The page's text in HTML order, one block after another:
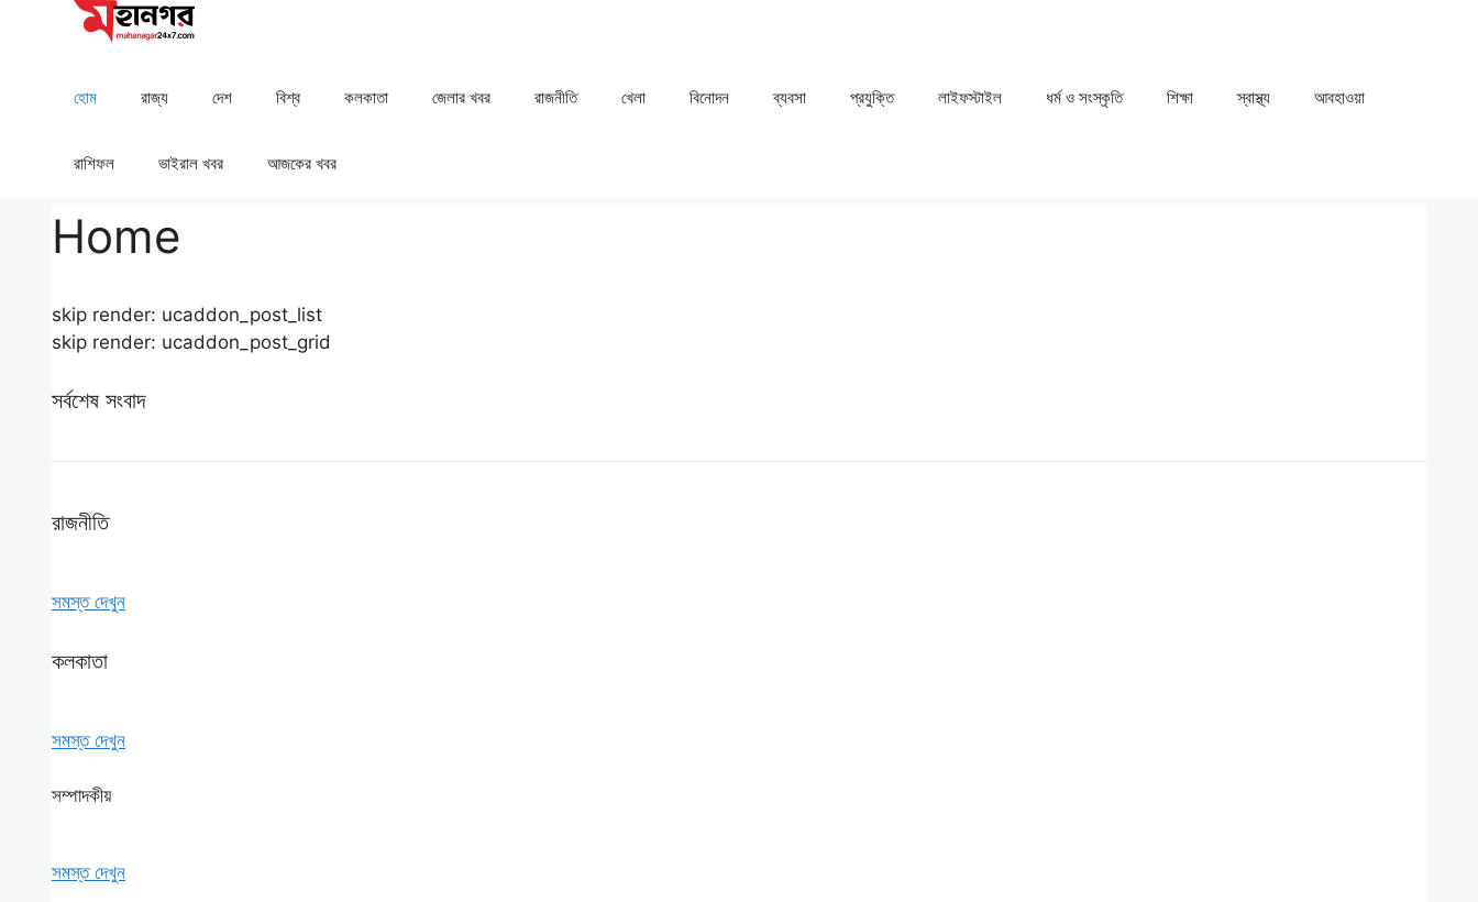
হোম রাজ্য দেশ ⁠বিশ্ব কলকাতা ⁠⁠জেলার খবর রাজনীতি খেলা ⁠বিনোদন ব্যবসা প্রযুক্তি লাইফস্টাইল ধর্ম ও সংস্কৃতি ⁠⁠শিক্ষা ⁠⁠স্বাস্থ্য ⁠⁠আবহাওয়া
রাশিফল ⁠⁠ভাইরাল খবর আজকের খবর
Home
skip render: ucaddon_post_list
skip render: ucaddon_post_grid
সর্বশেষ সংবাদ
রাজনীতি
সমস্ত দেখুন
কলকাতা
সমস্ত দেখুন
সম্পাদকীয়
সমস্ত দেখুন